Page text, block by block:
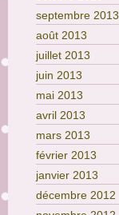
septembre 2013
août 2013
juillet 2013
juin 2013
mai 2013
avril 2013
mars 2013
février 2013
janvier 2013
décembre 2012